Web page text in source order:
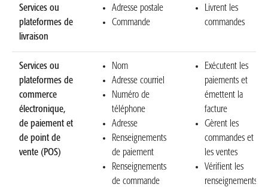
Services ou
plateformes de
livraison
Adresse postale
Commande
Livrent les
commandes
Services ou
plateformes de
commerce
électronique,
de paiement et
de point de
vente (POS)
Nom
Adresse courriel
Numéro de
téléphone
Adresse
Renseignements
de paiement
Renseignements
de commande
Exécutent les
paiements et
émettent la
facture
Gèrent les
commandes et
les ventes
Vérifient les
renseignements